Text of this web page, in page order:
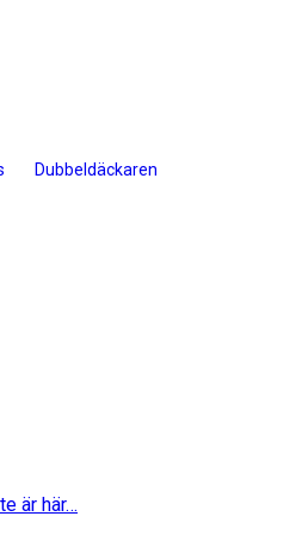
Dubbeldäckaren
är här…